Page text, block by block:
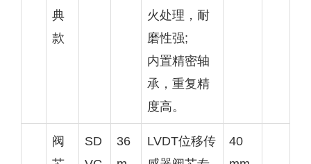
典
款
火处理，耐
磨性强;
内置精密轴
承，重复精
度高。
阀
SD
36
LVDT位移传
40